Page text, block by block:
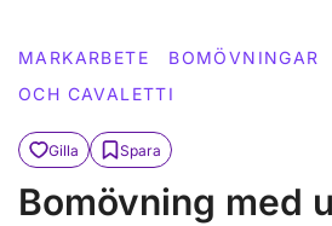
MARKARBETE
BOMÖVNINGAR
OCH CAVALETTI
Gilla Spara
Bomövning med